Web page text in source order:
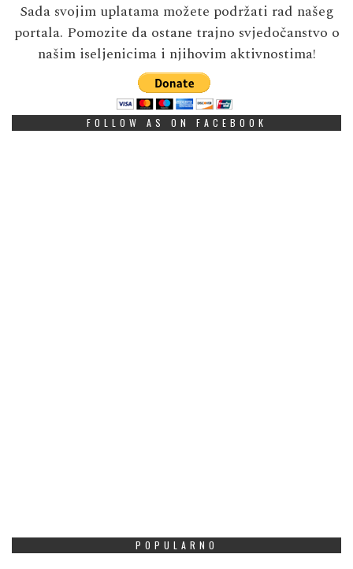
Sada svojim uplatama možete podržati rad našeg
portala. Pomozite da ostane trajno svjedočanstvo o
našim iseljenicima i njihovim aktivnostima!
FOLLOW AS ON FACEBOOK
POPULARNO